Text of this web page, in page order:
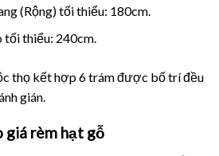
(Rộng) tối thiểu: 180cm.
tối thiểu: 240cm.
thọ kết hợp 6 trám được bố trí đều
gián.
giá rèm hạt gỗ